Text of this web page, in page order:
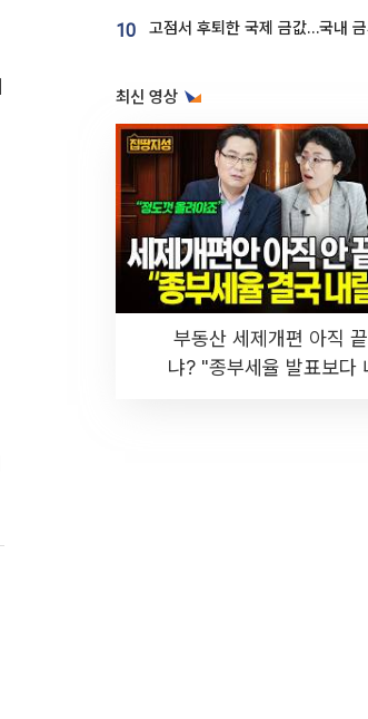
10 고점서 후퇴한 국제 금값…국내
최신 영상
부동산 세제개편 아직
냐? "종부세율 발표보다